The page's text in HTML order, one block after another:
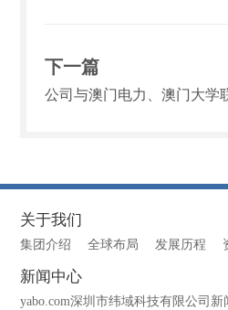
下一篇
公司与澳门电力、澳门大学
关于我们
集团介绍 全球布局 发展历程
新闻中心
yabo.com深圳市纬域科技有限公司新